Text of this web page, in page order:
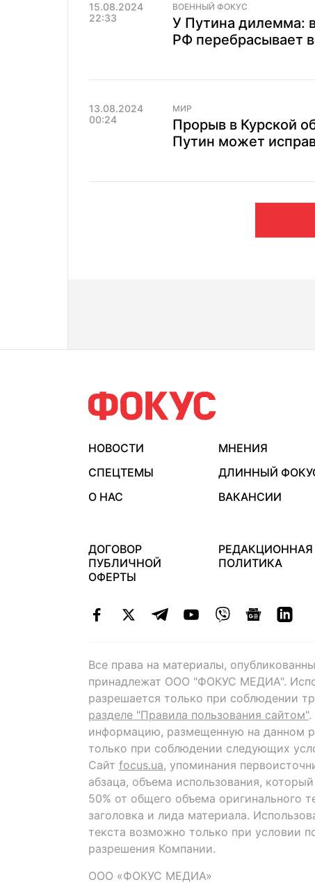
15.08.2024
22:33
ВОЕННЫЙ ФОКУС
У Путина дилемма:
РФ перебрасывает
13.08.2024
00:24
МИР
Прорыв в Курской
Путин может
НОВОСТИ МНЕНИЯ
СПЕЦТЕМЫ
ДЛИННЫЙ
О НАС
ВАКАНСИИ
ДОГОВОР
ПУБЛИЧНОЙ
ОФЕРТЫ
РЕДАКЦИОННАЯ
ПОЛИТИКА
Все права на материалы,
принадлежат ООО "ФОКУС МЕДИА".
разрешается только при соблюдении
разделе "Правила пользования сайтом".
информацию, размещенную на данном
только при соблюдении следующих
Сайт focus.ua, упоминания
абзаца, объема использования,
50% от общего объема оригинального
заголовка и лида материала.
текста возможно только при условии
разрешения Компании.
ООО «ФОКУС МЕДИА»